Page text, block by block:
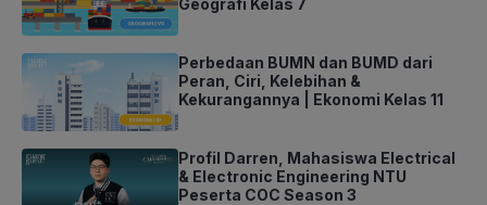
Perbedaan BUMN dan BUMD dari
Peran, Ciri, Kelebihan &
Kekurangannya | Ekonomi Kelas 11
Profil Darren, Mahasiswa Electrical
& Electronic Engineering NTU
Peserta COC Season 3